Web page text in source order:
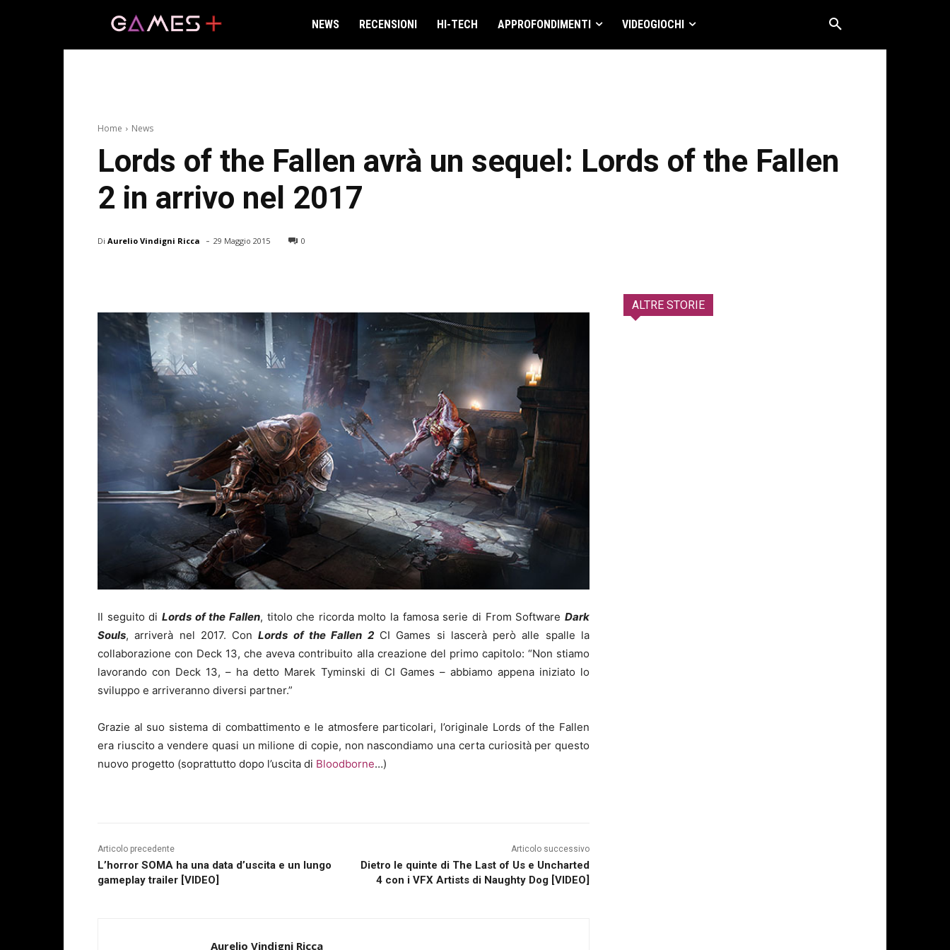
NEWS RECENSIONI HI-TECH APPROFONDIMENTI VIDEOGIOCHI
Home News
Lords of the Fallen avrà un sequel: Lords of the Fallen
2 in arrivo nel 2017
Di Aurelio Vindigni Ricca - 29 Maggio 2015 0
Il seguito di Lords of the Fallen, titolo che ricorda molto la famosa serie di From SoftwareDark
Souls, arriverà nel 2017. ConLords of the Fallen 2CI Games si lascerà però alle spalle la
collaborazione con Deck 13, che aveva contribuito alla creazione del primo capitolo: “Non stiamo
lavorando con Deck 13, – ha detto Marek Tyminski di CI Games – abbiamo appena iniziato lo
sviluppo e arriveranno diversi partner.”
Grazie al suo sistema di combattimento e le atmosfere particolari, l’originale Lords of the Fallen
era riuscito a vendere quasi un milione di copie, non nascondiamo una certa curiosità per questo
nuovo progetto (soprattutto dopo l’uscita di Bloodborne…)
Articolo precedente
L’horror SOMA ha una data d’uscita e un lungo
gameplay trailer [VIDEO]
Articolo successivo
Dietro le quinte di The Last of Us e Uncharted
4 con i VFX Artists di Naughty Dog [VIDEO]
Aurelio Vindigni Ricca
ALTRE STORIE